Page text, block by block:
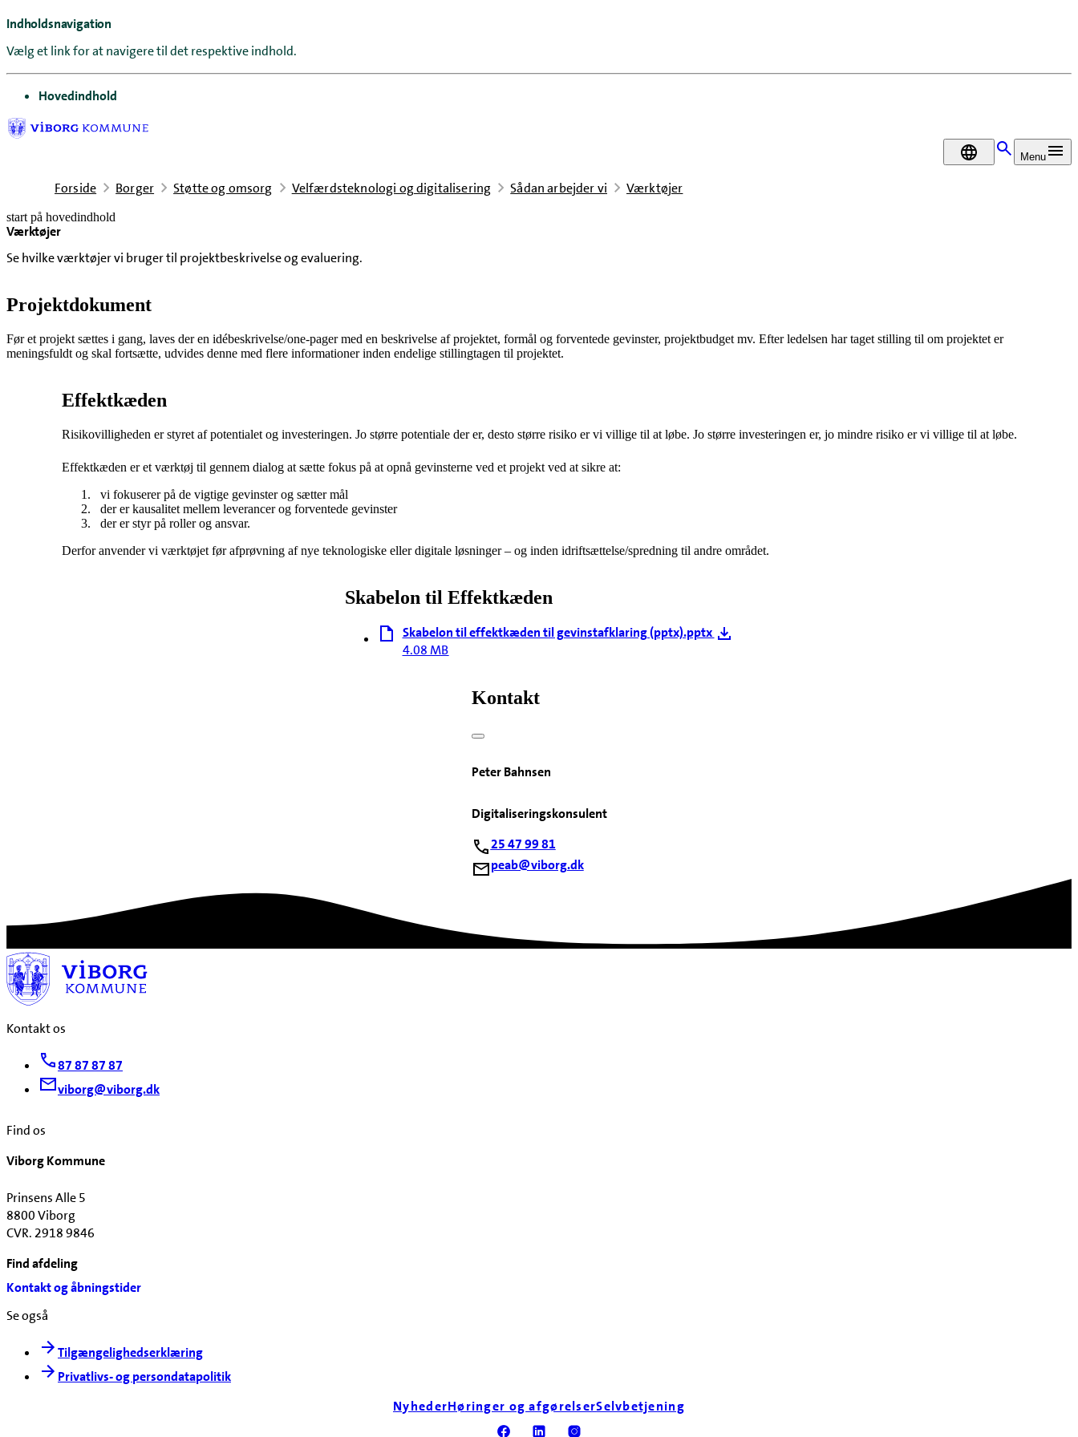
Indholdsnavigation
Vælg et link for at navigere til det respektive indhold.
gå til
Hovedindhold
DA Menu
Forside Borger Støtte og omsorg Velfærdsteknologi og digitalisering Sådan arbejder vi Værktøjer
start på hovedindhold
Værktøjer
Se hvilke værktøjer vi bruger til projektbeskrivelse og evaluering.
senest opdateret 22. april 2026
Projektdokument
Før et projekt sættes i gang, laves der en idébeskrivelse/one-pager med en beskrivelse af projektet, formål og forventede gevinster, projektbudget mv. Efter ledelsen har taget stilling til om projektet er
meningsfuldt og skal fortsætte, udvides denne med flere informationer inden endelige stillingtagen til projektet.
Effektkæden
Risikovilligheden er styret af potentialet og investeringen. Jo større potentiale der er, desto større risiko er vi villige til at løbe. Jo større investeringen er, jo mindre risiko er vi villige til at løbe.
Effektkæden er et værktøj til gennem dialog at sætte fokus på at opnå gevinsterne ved et projekt ved at sikre at:
vi fokuserer på de vigtige gevinster og sætter mål
der er kausalitet mellem leverancer og forventede gevinster
der er styr på roller og ansvar.
Derfor anvender vi værktøjet før afprøvning af nye teknologiske eller digitale løsninger – og inden idriftsættelse/spredning til andre området.
Skabelon til Effektkæden
Skabelon til effektkæden til gevinstafklaring (pptx).pptx
4.08 MB
Kontakt
Peter Bahnsen
Digitaliseringskonsulent
25 47 99 81
peab@viborg.dk
Kontakt os
87 87 87 87
viborg@viborg.dk
Find os
Viborg Kommune
Prinsens Alle 5
8800 Viborg
CVR. 2918 9846
Find afdeling
Kontakt og åbningstider
Se også
Tilgængelighedserklæring
Privatlivs- og persondatapolitik
NyhederHøringer og afgørelserSelvbetjening